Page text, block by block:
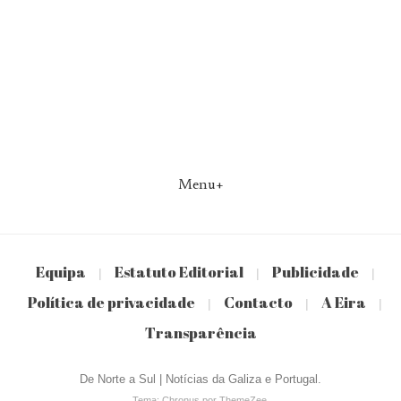
Menu+
Equipa | Estatuto Editorial | Publicidade |
Política de privacidade | Contacto | A Eira |
Transparência
De Norte a Sul | Notícias da Galiza e Portugal.